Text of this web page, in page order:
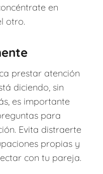
en
otro.
prestar atención
diciendo, sin
es importante
para
Evita distraerte
propias y
con tu pareja.